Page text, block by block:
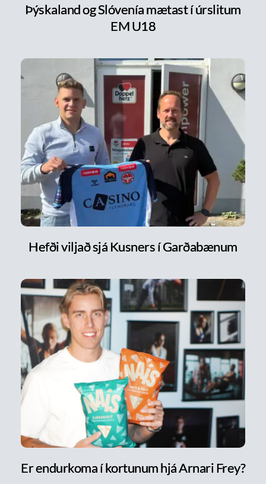
Þýskaland og Slóvenía mætast í úrslitum
EM U18
Hefði viljað sjá Kusners í Garðabænum
Er endurkoma í kortunum hjá Arnari Frey?